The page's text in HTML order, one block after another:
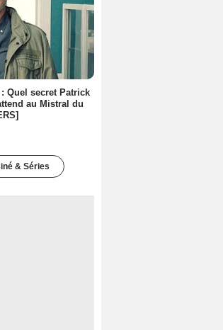
Quel secret Patrick
au Mistral du
& Séries